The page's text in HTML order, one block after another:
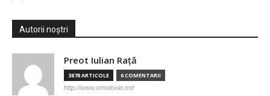
Autorii noștri
Preot Iulian Raţă
3878 ARTICOLE 6 COMENTARII
http://www.ortodoxia.md